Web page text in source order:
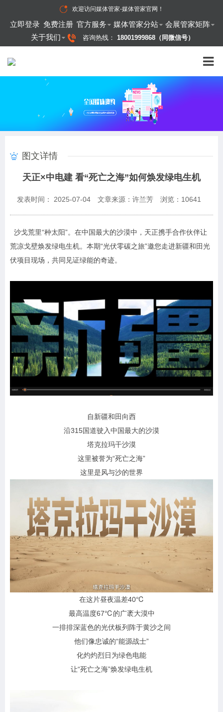
欢迎访问媒体管家-媒体管家官网 ！
立即登录 免费注册 官方服务 媒体管家分站
会展管家矩阵
关于我们
咨询热线： 18001999868（同微信号）
图文详情
天正×中电建 看“死亡之海”如何焕发绿电生机
发表时间： 2025-07-04 文章来源：许兰芳 浏览： 10641
沙戈荒里“种太阳”。在中国最大的沙漠中，天正携手合作伙伴让
荒凉戈壁焕发绿电生机。本期“光伏零碳之旅”邀您走进新疆和田光
伏项目现场，共同见证绿能的奇迹。
自新疆和田向西
沿315国道驶入中国最大的沙漠
塔克拉玛干沙漠
这里被誉为“死亡之海”
这里是风与沙的世界
在这片昼夜温差40℃
最高温度67℃的广袤大漠中
一排排深蓝色的光伏板列阵于黄沙之间
他们像忠诚的“能源战士”
化灼灼烈日为绿色电能
让“死亡之海”焕发绿电生机